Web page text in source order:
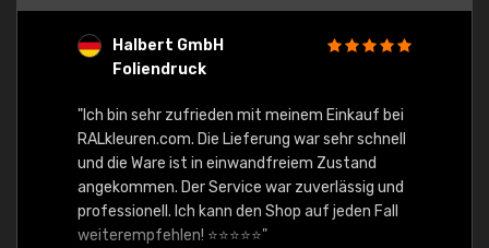
Halbert GmbH
Foliendruck
"Ich bin sehr zufrieden mit meinem Einkauf bei
RALkleuren.com. Die Lieferung war sehr schnell
und die Ware ist in einwandfreiem Zustand
angekommen. Der Service war zuverlässig und
professionell. Ich kann den Shop auf jeden Fall
weiterempfehlen! ⭐⭐⭐⭐⭐"